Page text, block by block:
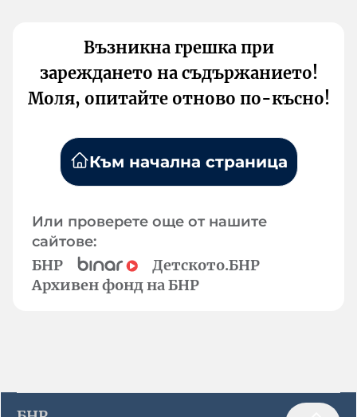
Възникна грешка при
зареждането на съдържанието!
Моля, опитайте отново по-късно!
Към начална страница
Или проверете още от нашите
сайтове:
БНР
Детското.БНР
Архивен фонд на БНР